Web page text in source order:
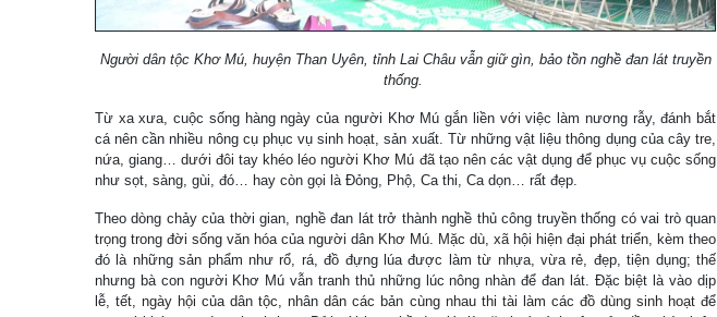
Người dân tộc Khơ Mú, huyện Than Uyên, tỉnh Lai Châu vẫn giữ gìn, bảo tồn nghề đan lát truyền
thống.
Từ xa xưa, cuộc sống hàng ngày của người Khơ Mú gắn liền với việc làm nương rẫy, đánh bắt
cá nên cần nhiều nông cụ phục vụ sinh hoạt, sản xuất. Từ những vật liệu thông dụng của cây tre,
nứa, giang… dưới đôi tay khéo léo người Khơ Mú đã tạo nên các vật dụng để phục vụ cuộc sống
như sọt, sàng, gùi, đó… hay còn gọi là Đỏng, Phộ, Ca thi, Ca dọn… rất đẹp.
Theo dòng chảy của thời gian, nghề đan lát trở thành nghề thủ công truyền thống có vai trò quan
trọng trong đời sống văn hóa của người dân Khơ Mú. Mặc dù, xã hội hiện đại phát triển, kèm theo
đó là những sản phẩm như rổ, rá, đồ đựng lúa được làm từ nhựa, vừa rẻ, đẹp, tiện dụng; thế
nhưng bà con người Khơ Mú vẫn tranh thủ những lúc nông nhàn để đan lát. Đặc biệt là vào dịp
lễ, tết, ngày hội của dân tộc, nhân dân các bản cùng nhau thi tài làm các đồ dùng sinh hoạt để